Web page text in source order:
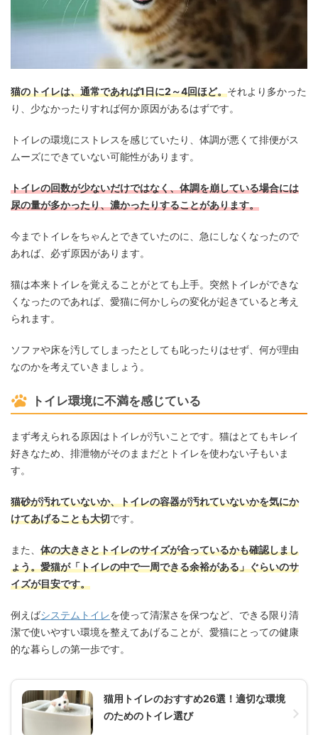
猫のトイレは、通常であれば1日に2～4回ほど。それより多かった
り、少なかったりすれば何か原因があるはずです。
トイレの環境にストレスを感じていたり、体調が悪くて排便がス
ムーズにできていない可能性があります。
トイレの回数が少ないだけではなく、体調を崩している場合には
尿の量が多かったり、濃かったりすることがあります。
今までトイレをちゃんとできていたのに、急にしなくなったので
あれば、必ず原因があります。
猫は本来トイレを覚えることがとても上手。突然トイレができな
くなったのであれば、愛猫に何かしらの変化が起きていると考え
られます。
ソファや床を汚してしまったとしても叱ったりはせず、何が理由
なのかを考えていきましょう。
トイレ環境に不満を感じている
まず考えられる原因はトイレが汚いことです。猫はとてもキレイ
好きなため、排泄物がそのままだとトイレを使わない子もいま
す。
猫砂が汚れていないか、トイレの容器が汚れていないかを気にか
けてあげることも大切です。
また、 体の大きさとトイレのサイズが合っているかも確認しまし
ょう。愛猫が「トイレの中で一周できる余裕がある」ぐらいのサ
イズが目安です。
例えばシステムトイレを使って清潔さを保つなど、できる限り清
潔で使いやすい環境を整えてあげることが、愛猫にとっての健康
的な暮らしの第一歩です。
猫用トイレのおすすめ26選！適切な環境
のためのトイレ選び